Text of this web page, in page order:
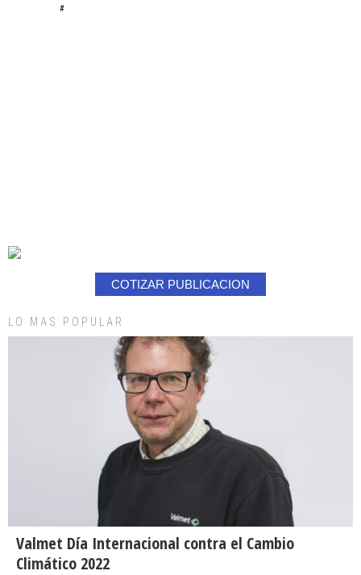
#
COTIZAR PUBLICACION
LO MAS POPULAR
Valmet Día Internacional contra el Cambio
Climático 2022